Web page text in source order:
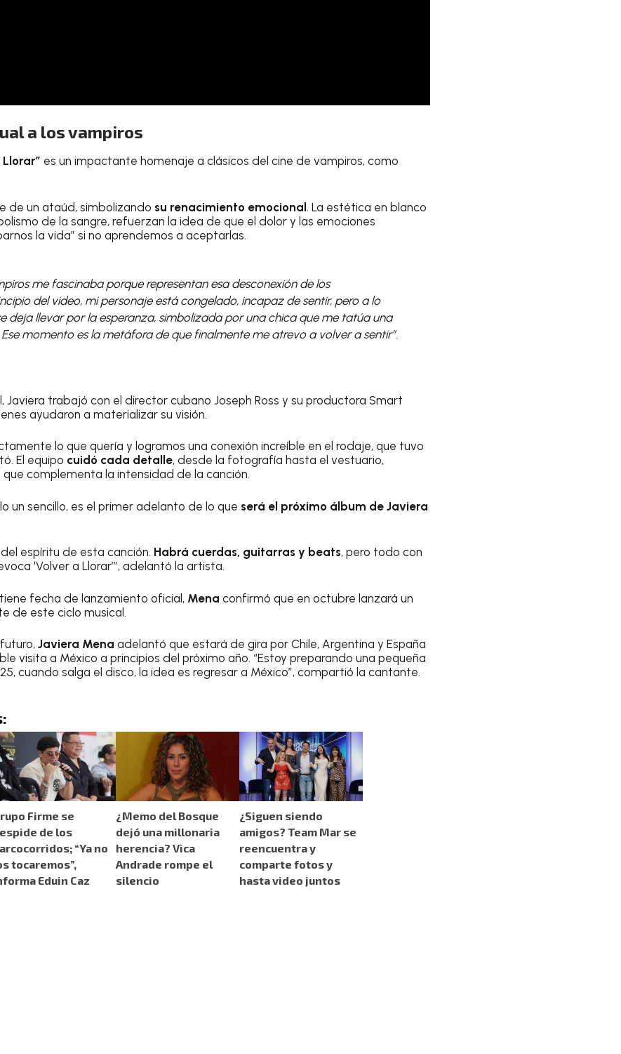
a los vampiros
es un impactante homenaje a clásicos del cine de vampiros, como
de un ataúd, simbolizando su renacimiento emocional. La estética en blanco
de la sangre, refuerzan la idea de que el dolor y las emociones
la vida” si no aprendemos a aceptarlas.
me fascinaba porque representan esa desconexión de los
del video, mi personaje está congelado, incapaz de sentir, pero a lo
deja llevar por la esperanza, simbolizada por una chica que me tatúa una
momento es la metáfora de que finalmente me atrevo a volver a sentir”.
Javiera trabajó con el director cubano Joseph Ross y su productora Smart
ayudaron a materializar su visión.
lo que quería y logramos una conexión increíble en el rodaje, que tuvo
El equipo cuidó cada detalle, desde la fotografía hasta el vestuario,
complementa la intensidad de la canción.
un sencillo, es el primer adelanto de lo que será el próximo álbum de Javiera
espíritu de esta canción. Habrá cuerdas, guitarras y beats, pero todo con
‘Volver a Llorar’”, adelantó la artista.
fecha de lanzamiento oficial, Mena confirmó que en octubre lanzará un
de este ciclo musical.
Javiera Mena adelantó que estará de gira por Chile, Argentina y España
visita a México a principios del próximo año. “Estoy preparando una pequeña
cuando salga el disco, la idea es regresar a México”, compartió la cantante.
Firme se
de los
“Ya no
tocaremos”,
Eduin Caz
¿Memo del Bosque
dejó una millonaria
herencia? Vica
Andrade rompe el
silencio
¿Siguen siendo
amigos? Team Mar se
reencuentra y
comparte fotos y
hasta video juntos